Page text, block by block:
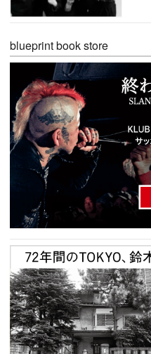
blueprint book store